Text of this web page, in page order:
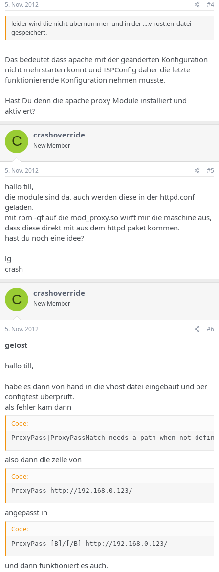
5. Nov. 2012 #4
leider wird die nicht übernommen und in der ....vhost.err datei
gespeichert.
Das bedeutet dass apache mit der geänderten Konfiguration
nicht mehrstarten konnt und ISPConfig daher die letzte
funktionierende Konfiguration nehmen musste.
Hast Du denn die apache proxy Module installiert und
aktiviert?
C crashoverride
New Member
5. Nov. 2012 #5
hallo till,
die module sind da. auch werden diese in der httpd.conf
geladen.
mit rpm -qf auf die mod_proxy.so wirft mir die maschine aus,
dass diese direkt mit aus dem httpd paket kommen.
hast du noch eine idee?
lg
crash
C crashoverride
New Member
5. Nov. 2012 #6
gelöst
hallo till,
habe es dann von hand in die vhost datei eingebaut und per
configtest überprüft.
als fehler kam dann
Code:
ProxyPass|ProxyPassMatch needs a path when not
also dann die zeile von
Code:
ProxyPass http://192.168.0.123/
angepasst in
Code:
ProxyPass [B]/[/B] http://192.168.0.123/
und dann funktioniert es auch.